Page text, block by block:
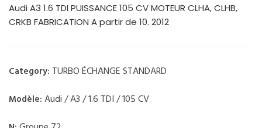
Audi A3 1.6 TDI PUISSANCE 105 CV MOTEUR CLHA, CLHB,
CRKB FABRICATION A partir de 10. 2012
Category: TURBO ÉCHANGE STANDARD
Modèle: Audi / A3 / 1.6 TDI / 105 CV